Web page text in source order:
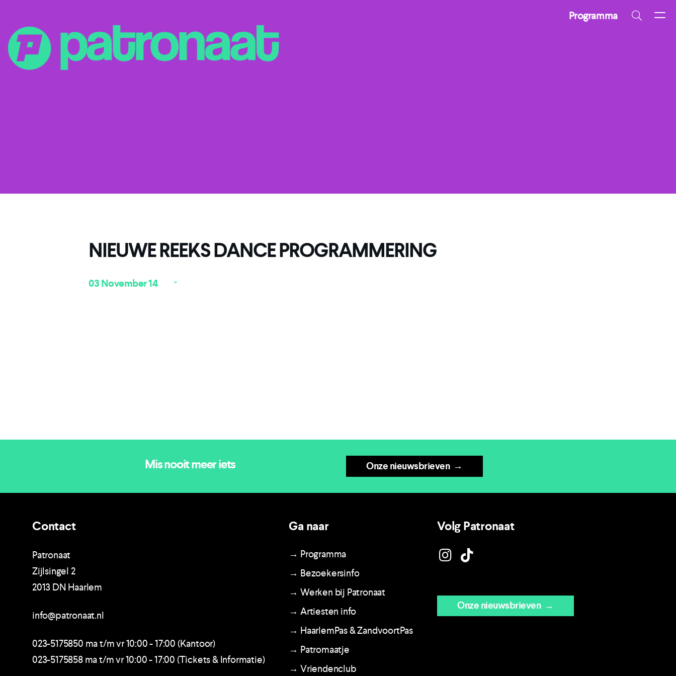
Programma
NIEUWE REEKS DANCE PROGRAMMERING
03 November 14 -
Mis nooit meer iets Onze nieuwsbrieven→
Contact
Patronaat
Zijlsingel 2
2013 DN Haarlem
info@patronaat.nl
023-5175850 ma t/m vr 10:00 - 17:00 (Kantoor)
023-5175858 ma t/m vr 10:00 - 17:00 (Tickets & Informatie)
Ga naar
→ Programma
→ Bezoekersinfo
→ Werken bij Patronaat
→ Artiesten info
→ HaarlemPas & ZandvoortPas
→ Patromaatje
→ Vriendenclub
Volg Patronaat
Onze nieuwsbrieven→